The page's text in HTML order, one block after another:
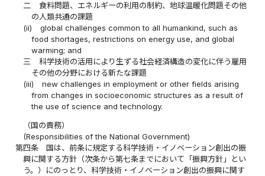
二
食料問題、エネルギーの利用の制約、地球温暖化問題その他
の人類共通の課題
(ii)
global challenges common to all humankind, such as
food shortages, restrictions on energy use, and global
warming; and
三
科学技術の活用により生ずる社会経済構造の変化に伴う雇用
その他の分野における新たな課題
(iii)
new challenges in employment or other fields arising
from changes in socioeconomic structures as a result of
the use of science and technology.
（国の責務）
(Responsibilities of the National Government)
第四条
国は、前条に規定する科学技術・イノベーション創出の振
興に関する方針（次条から第七条までにおいて「振興方針」とい
う。）にのっとり、科学技術・イノベーション創出の振興に関す